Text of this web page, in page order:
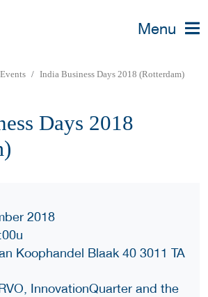
Menu
India Business Days 2018 (Rotterdam)
Days 2018
2018
Koophandel Blaak 40 3011 TA
InnovationQuarter and the